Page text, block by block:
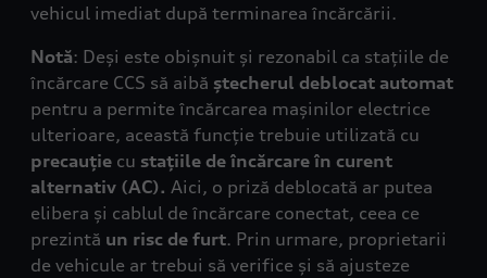
vehicul imediat după terminarea încărcării.
Notă: Deși este obișnuit și rezonabil ca stațiile de
încărcare CCS să aibă ștecherul deblocat automat
pentru a permite încărcarea mașinilor electrice
ulterioare, această funcție trebuie utilizată cu
precauție cu stațiile de încărcare în curent
alternativ (AC). Aici, o priză deblocată ar putea
elibera și cablul de încărcare conectat, ceea ce
prezintă un risc de furt. Prin urmare, proprietarii
de vehicule ar trebui să verifice și să ajusteze